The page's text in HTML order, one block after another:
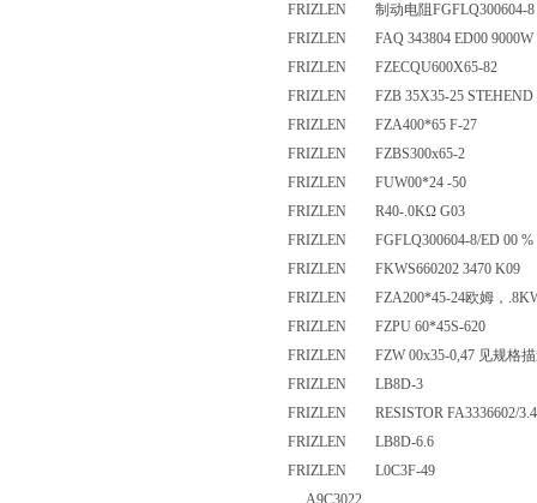
FRIZLEN 制动电阻
FRIZLEN FAQ 343804 ED00
FRIZLEN FZECQU600X65-82
FRIZLEN FZB 35X35-25
FRIZLEN FZA400*65 F-27
FRIZLEN FZBS300x65-2
FRIZLEN FUW00*24 -50
FRIZLEN R40-.0KΩ G03
FRIZLEN FGFLQ300604-8/ED
FRIZLEN FKWS660202 3470
FRIZLEN FZA200*45-24欧姆，
FRIZLEN FZPU 60*45S-620
FRIZLEN FZW 00x35-0,47 见规
FRIZLEN LB8D-3
FRIZLEN RESISTOR
FRIZLEN LB8D-6.6
FRIZLEN L0C3F-49
A9C3022